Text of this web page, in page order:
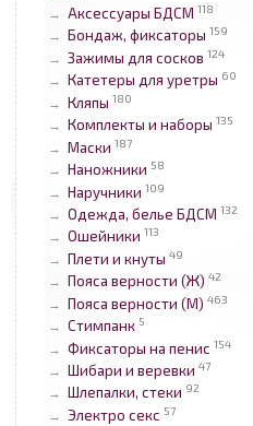
→ Аксессуары БДСМ 118
→ Бондаж, фиксаторы 159
→ Зажимы для сосков 124
→ Катетеры для уретры 60
→ Кляпы 180
→ Комплекты и наборы 135
→ Маски 187
→ Наножники 58
→ Наручники 109
→ Одежда, белье БДСМ 132
→ Ошейники 113
→ Плети и кнуты 49
→ Пояса верности (Ж) 42
→ Пояса верности (М) 463
→ Стимпанк 5
→ Фиксаторы на пенис 154
→ Шибари и веревки 47
→ Шлепалки, стеки 92
→ Электро секс 57